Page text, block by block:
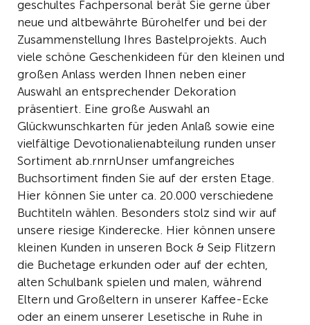
geschultes Fachpersonal berät Sie gerne über
neue und altbewährte Bürohelfer und bei der
Zusammenstellung Ihres Bastelprojekts. Auch
viele schöne Geschenkideen für den kleinen und
großen Anlass werden Ihnen neben einer
Auswahl an entsprechender Dekoration
präsentiert. Eine große Auswahl an
Glückwunschkarten für jeden Anlaß sowie eine
vielfältige Devotionalienabteilung runden unser
Sortiment ab.rnrnUnser umfangreiches
Buchsortiment finden Sie auf der ersten Etage.
Hier können Sie unter ca. 20.000 verschiedene
Buchtiteln wählen. Besonders stolz sind wir auf
unsere riesige Kinderecke. Hier können unsere
kleinen Kunden in unseren Bock & Seip Flitzern
die Buchetage erkunden oder auf der echten,
alten Schulbank spielen und malen, während
Eltern und Großeltern in unserer Kaffee-Ecke
oder an einem unserer Lesetische in Ruhe in